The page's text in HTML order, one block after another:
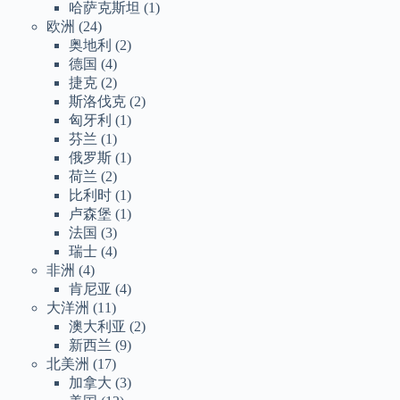
哈萨克斯坦 (1)
欧洲 (24)
奥地利 (2)
德国 (4)
捷克 (2)
斯洛伐克 (2)
匈牙利 (1)
芬兰 (1)
俄罗斯 (1)
荷兰 (2)
比利时 (1)
卢森堡 (1)
法国 (3)
瑞士 (4)
非洲 (4)
肯尼亚 (4)
大洋洲 (11)
澳大利亚 (2)
新西兰 (9)
北美洲 (17)
加拿大 (3)